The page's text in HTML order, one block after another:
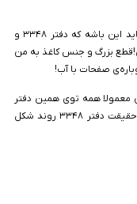
دلیل این‌همه تفاوت توی هرصفحه از این دفتر شاید این باشه که دفتر ۳۳۴۸ و
بزرگ و جنس کاغذ به من
صفحات با آب!
معمولا همه توی همین دفتر
اول اجرا شدن و بعد با تغییرات زیاد یا کم اجرا.در حقیقت دفتر ۳۳۴۸ روند شکل